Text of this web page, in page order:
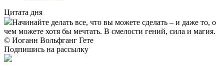
Цитата дня
Начинайте делать все, что вы можете сделать – и даже то, о
чем можете хотя бы мечтать. В смелости гений, сила и магия.
© Иоганн Вольфганг Гете
Подпишись на рассылку